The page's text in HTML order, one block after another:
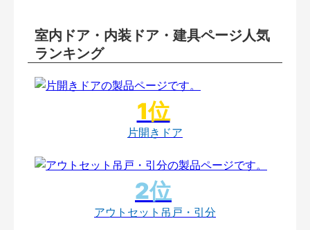
室内ドア・内装ドア・建具ページ人気
ランキング
片開きドア
アウトセット吊戸・引分